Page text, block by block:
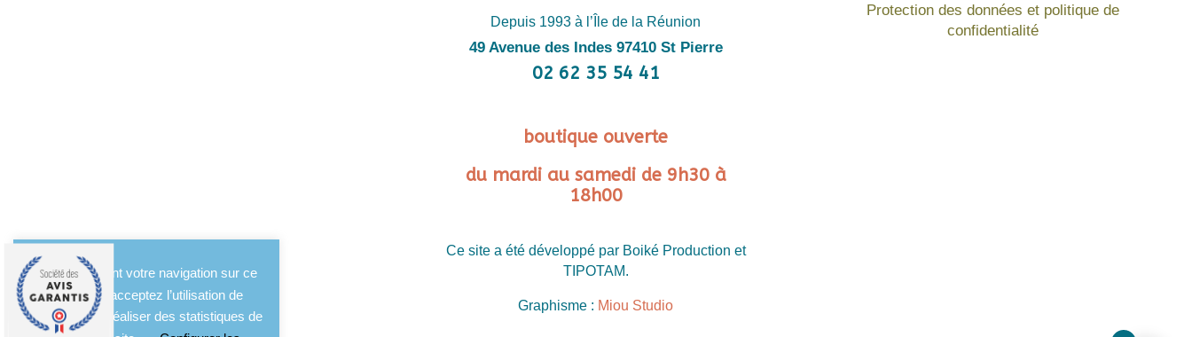
Depuis 1993 à l’Île de la Réunion
49 Avenue des Indes 97410 St Pierre
02 62 35 54 41
boutique ouverte
du mardi au samedi de 9h30 à
18h00
Ce site a été développé par Boiké Production et
TIPOTAM.
Graphisme : Miou Studio
Protection des données et politique de
confidentialité
En poursuivant votre navigation sur ce
site, vous acceptez l’utilisation de
cookies pour réaliser des statistiques de